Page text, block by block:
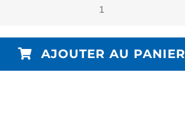
quantité
ULOW
WRS
AJOUTER AU PANIER